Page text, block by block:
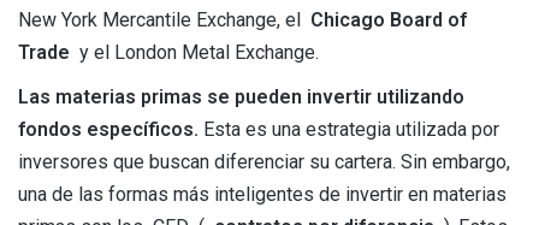
New York Mercantile Exchange, el Chicago Board of
Trade y el London Metal Exchange.
Las materias primas se pueden invertir utilizando
fondos específicos. Esta es una estrategia utilizada por
inversores que buscan diferenciar su cartera. Sin embargo,
una de las formas más inteligentes de invertir en materias